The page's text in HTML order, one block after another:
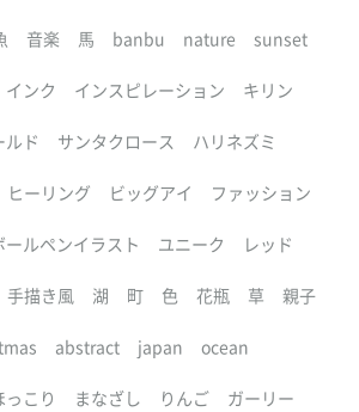
音楽 馬 banbu nature sunset
インク インスピレーション キリン
ルド サンタクロース ハリネズミ
ヒーリング ビッグアイ ファッション
ールペンイラスト ユニーク レッド
手描き風 湖 町 色 花瓶 草 親子
abstract japan ocean
っこり まなざし りんご ガーリー